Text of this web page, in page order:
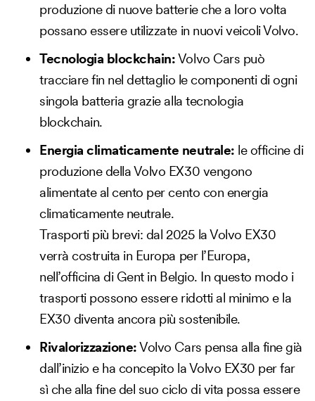
produzione di nuove batterie che a loro volta
possano essere utilizzate in nuovi veicoli Volvo.
Tecnologia blockchain:Volvo Cars può
tracciare fin nel dettaglio le componenti di ogni
singola batteria grazie alla tecnologia
blockchain.
Energia climaticamente neutrale: le officine di
produzione della Volvo EX30 vengono
alimentate al cento per cento con energia
climaticamente neutrale.
Trasporti più brevi: dal 2025 la Volvo EX30
verrà costruita in Europa per l’Europa,
nell’officina di Gent in Belgio. In questo modo i
trasporti possono essere ridotti al minimo e la
EX30 diventa ancora più sostenibile.
Rivalorizzazione:Volvo Cars pensa alla fine già
dall’inizio e ha concepito la Volvo EX30 per far
sì che alla fine del suo ciclo di vita possa essere